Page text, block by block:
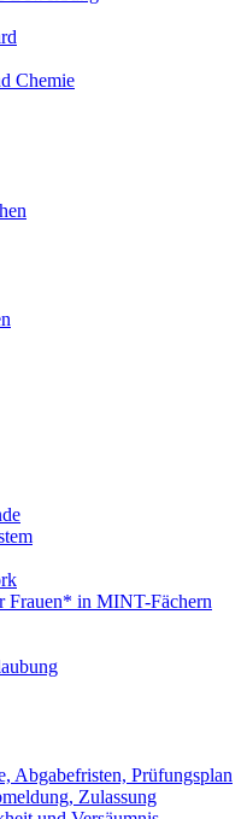
Chemie
Frauen* in MINT-Fächern
Abgabefristen, Prüfungsplan
Zulassung